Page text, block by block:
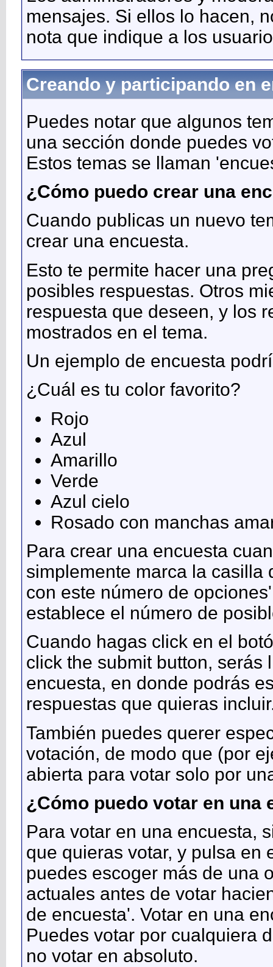
mensajes. Si ellos lo hacen,
nota que indique a los
Creando y participando en
Puedes notar que algunos
una sección donde puedes
Estos temas se llaman
¿Cómo puedo crear una
Cuando publicas un nuevo
crear una encuesta.
Esto te permite hacer una
posibles respuestas. Otros
respuesta que deseen, y los
mostrados en el tema.
Un ejemplo de encuesta
¿Cuál es tu color favorito?
Rojo
Azul
Amarillo
Verde
Azul cielo
Rosado con manchas
Para crear una encuesta
simplemente marca la casilla
con este número de
establece el número de
Cuando hagas click en el
click the submit button,
encuesta, en donde podrás
respuestas que quieras
También puedes querer
votación, de modo que (por
abierta para votar solo por
¿Cómo puedo votar en
Para votar en una encuesta,
que quieras votar, y pulsa en
puedes escoger más de una
actuales antes de votar
de encuesta'. Votar en una
Puedes votar por cualquiera
no votar en absoluto.